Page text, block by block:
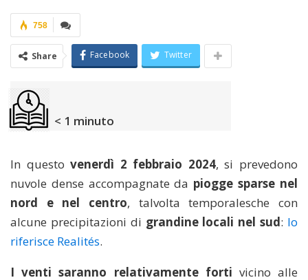
758
Share Facebook Twitter
< 1 minuto
In questovenerdì 2 febbraio 2024, si prevedono
nuvole dense accompagnate da piogge sparse nel
nord e nel centro, talvolta temporalesche con
alcune precipitazioni di grandine locali nel sud: lo
riferisce Realités.
I venti saranno relativamente forti vicino alle